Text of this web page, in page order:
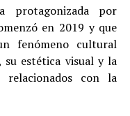
protagonizada por
en 2019 y que
fenómeno cultural
estética visual y la
relacionados con la